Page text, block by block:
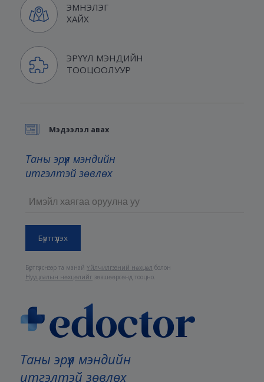
ЭМНЭЛЭГ
ХАЙХ
ЭРҮҮЛ МЭНДИЙН
ТООЦООЛУУР
Таны эрүүл мэндийн
итгэлтэй зөвлөх
Мэдээлэл авах
Таны эрүүл мэндийн
итгэлтэй зөвлөх
Бүртгүүлснээр та манайҮйлчилгээний нөхцөл болон
Нууцлалын нөхцөлийг зөвшөөрсөнд тооцно.